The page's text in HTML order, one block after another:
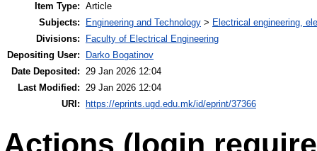
Item Type: Article
Subjects:
Engineering and Technology > Electrical engineering,
Divisions:
Faculty of Electrical Engineering
Depositing User:
Darko Bogatinov
Date Deposited: 29 Jan 2026 12:04
Last Modified: 29 Jan 2026 12:04
URI:
https://eprints.ugd.edu.mk/id/eprint/37366
Actions (login